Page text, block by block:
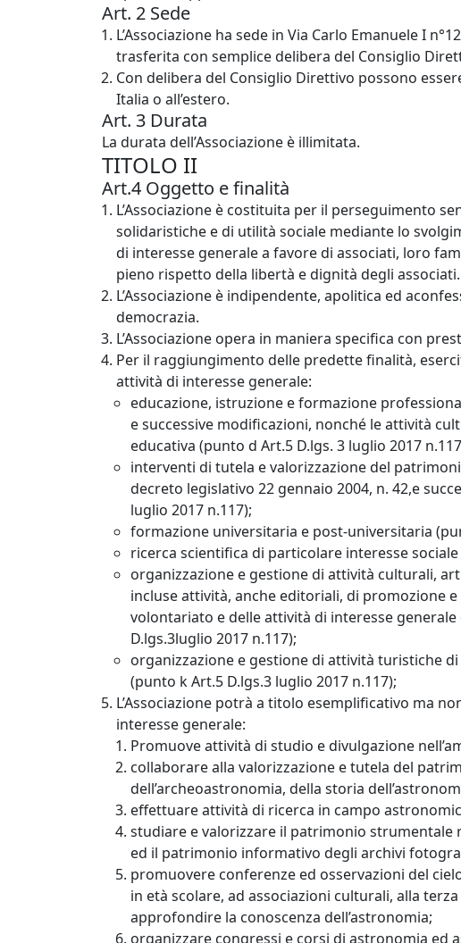
Art. 2 Sede
L’Associazione ha sede in Via Carlo Emanuele I
trasferita con semplice delibera del Consiglio
Con delibera del Consiglio Direttivo possono
Italia o all’estero.
Art. 3 Durata
La durata dell’Associazione è illimitata.
TITOLO II
Art.4 Oggetto e finalità
L’Associazione è costituita per il perseguimento
solidaristiche e di utilità sociale mediante lo
di interesse generale a favore di associati, loro
pieno rispetto della libertà e dignità degli associati.
L’Associazione è indipendente, apolitica ed
democrazia.
L’Associazione opera in maniera specifica con
Per il raggiungimento delle predette finalità,
attività di interesse generale:
educazione, istruzione e formazione
e successive modificazioni, nonché le attività
educativa (punto d Art.5 D.lgs. 3 luglio 2017
interventi di tutela e valorizzazione del
decreto legislativo 22 gennaio 2004, n. 42,e
luglio 2017 n.117);
formazione universitaria e post-universitaria
ricerca scientifica di particolare interesse
organizzazione e gestione di attività culturali,
incluse attività, anche editoriali, di promozione
volontariato e delle attività di interesse
D.lgs.3luglio 2017 n.117);
organizzazione e gestione di attività turistiche
(punto k Art.5 D.lgs.3 luglio 2017 n.117);
L’Associazione potrà a titolo esemplificativo ma
interesse generale:
Promuove attività di studio e divulgazione
collaborare alla valorizzazione e tutela del
dell’archeoastronomia, della storia
effettuare attività di ricerca in campo
studiare e valorizzare il patrimonio strumentale
ed il patrimonio informativo degli archivi
promuovere conferenze ed osservazioni del
in età scolare, ad associazioni culturali, alla
approfondire la conoscenza dell’astronomia;
organizzare congressi e corsi di astronomia ed